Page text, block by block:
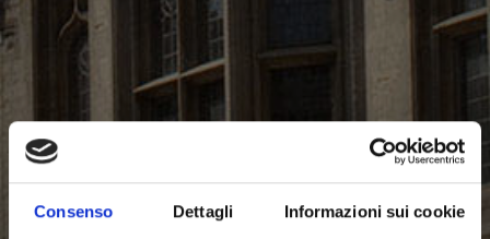
Consenso Dettagli Informazioni sui cookie